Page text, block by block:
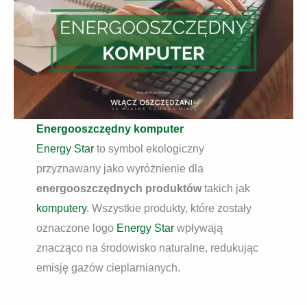
Energooszczędny komputer
Energy Star to symbol ekologiczny
przyznawany jako wyróżnienie dla
energooszczędnych produktówtakich jak
komputery. Wszystkie produkty, które zostały
oznaczone logo Energy Starwpływają
znacząco na środowisko naturalne, redukując
emisję gazów cieplarnianych.